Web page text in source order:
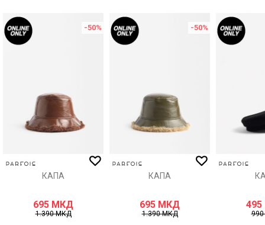
-50%
КАПА
695 МКД
1.390МКД
-50%
КАПА
695 МКД
1.390МКД
495
990